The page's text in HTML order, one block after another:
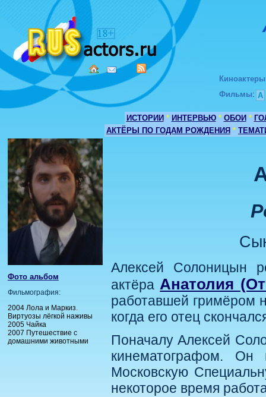
Киноактеры
Фильмы: А
ИСТОРИИ * ИНТЕРВЬЮ * ОБОИ *
АКТЁРЫ ПО ГОДАМ РОЖДЕНИЯ *
Фото альбом
Фильмография:
2004 Лола и Маркиз.
Виртуозы лёгкой наживы
2005 Чайка
2007 Путешествие с
домашними животными
Алексей Солоницын
актёраАнатолия
работавшей гримёром
когда его отец
Поначалу Алексей
кинематографом. Он
Московскую
некоторое время